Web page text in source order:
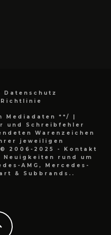
Datenschutz
Mediadaten **/
|
und Schreibfehler
Warenzeichen
jeweiligen
2006-2025 - Kontakt
rund um
AMG, Mercedes-
& Subbrands..